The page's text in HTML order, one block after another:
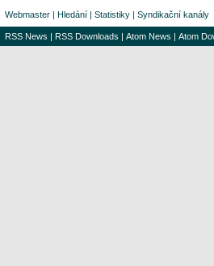
Webmaster | Hledání | Statistiky | Syndikační kanály
RSS News | RSS Downloads | Atom News | Atom